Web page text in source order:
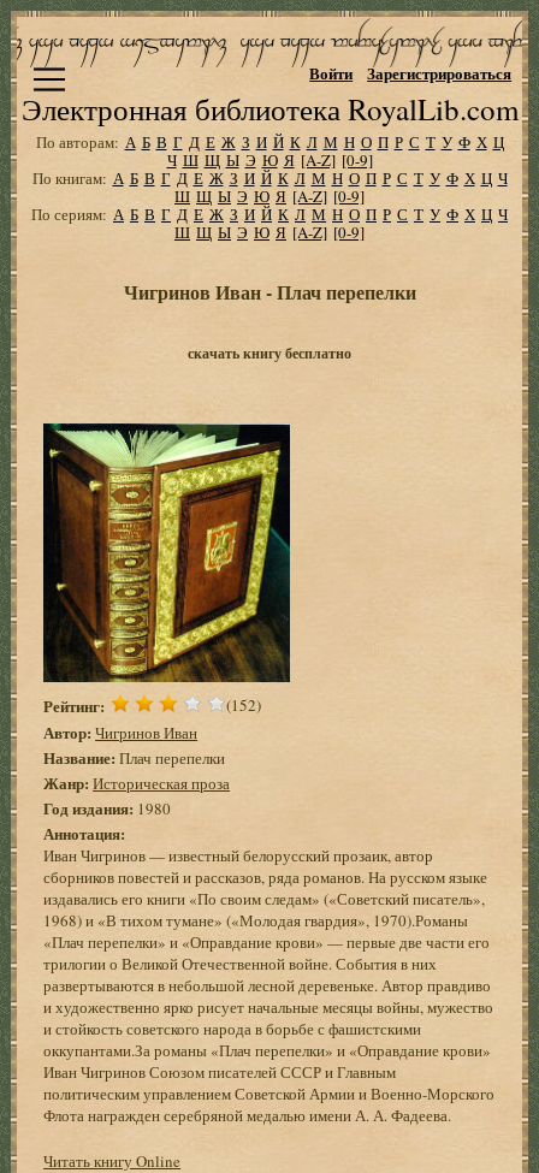
Электронная библиотека RoyalLib.com
Войти Зарегистрироваться
По авторам: А Б В Г Д Е Ж З И Й К Л М Н О П Р С Т У Ф Х Ц
Ч Ш Щ Ы Э Ю Я [A-Z] [0-9]
По книгам: А Б В Г Д Е Ж З И Й К Л М Н О П Р С Т У Ф Х Ц Ч
Ш Щ Ы Э Ю Я [A-Z] [0-9]
По сериям: А Б В Г Д Е Ж З И Й К Л М Н О П Р С Т У Ф Х Ц Ч
Ш Щ Ы Э Ю Я [A-Z] [0-9]
Чигринов Иван - Плач перепелки
скачать книгу бесплатно
Рейтинг: (152)
Автор: Чигринов Иван
Название: Плач перепелки
Жанр: Историческая проза
Год издания: 1980
Аннотация:
Иван Чигринов — известный белорусский прозаик, автор
сборников повестей и рассказов, ряда романов. На русском языке
издавались его книги «По своим следам» («Советский писатель»,
1968) и «В тихом тумане» («Молодая гвардия», 1970).Романы
«Плач перепелки» и «Оправдание крови» — первые две части его
трилогии о Великой Отечественной войне. События в них
развертываются в небольшой лесной деревеньке. Автор правдиво
и художественно ярко рисует начальные месяцы войны, мужество
и стойкость советского народа в борьбе с фашистскими
оккупантами.За романы «Плач перепелки» и «Оправдание крови»
Иван Чигринов Союзом писателей СССР и Главным
политическим управлением Советской Армии и Военно-Морского
Флота награжден серебряной медалью имени А. А. Фадеева.
Читать книгу Online